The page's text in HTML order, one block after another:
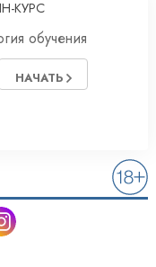
КУРС
обучения
НАЧАТЬ